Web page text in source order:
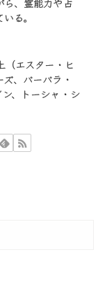
る。
エスター・ヒ
、バーバラ・
、トーシャ・シ